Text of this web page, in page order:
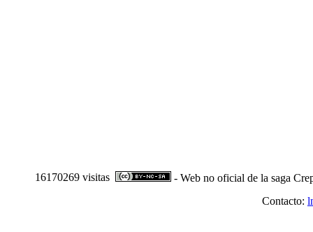
16170269 visitas
- Web no oficial de la saga
Contacto: